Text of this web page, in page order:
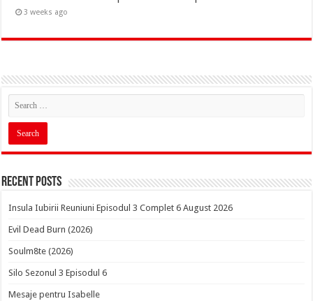
3 weeks ago
Recent Posts
Insula Iubirii Reuniuni Episodul 3 Complet 6 August 2026
Evil Dead Burn (2026)
Soulm8te (2026)
Silo Sezonul 3 Episodul 6
Mesaje pentru Isabelle